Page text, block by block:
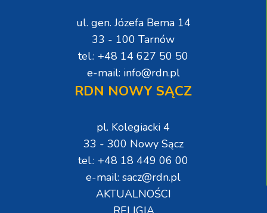
ul. gen. Józefa Bema 14
33 - 100 Tarnów
tel.: +48 14 627 50 50
e-mail: info@rdn.pl
RDN NOWY SĄCZ
pl. Kolegiacki 4
33 - 300 Nowy Sącz
tel.: +48 18 449 06 00
e-mail: sacz@rdn.pl
AKTUALNOŚCI